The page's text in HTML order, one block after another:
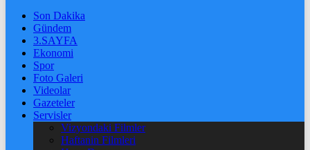
Son Dakika
Gündem
3.SAYFA
Ekonomi
Spor
Foto Galeri
Videolar
Gazeteler
Servisler
Vizyondaki Filmler
Haftanin Filmleri